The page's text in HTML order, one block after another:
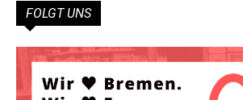
FOLGT UNS